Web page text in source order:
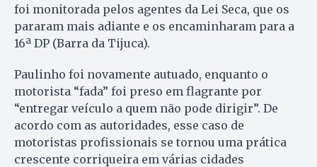
foi monitorada pelos agentes da Lei Seca, que os
pararam mais adiante e os encaminharam para a
16ª DP (Barra da Tijuca).
Paulinho foi novamente autuado, enquanto o
motorista “fada” foi preso em flagrante por
“entregar veículo a quem não pode dirigir”. De
acordo com as autoridades, esse caso de
motoristas profissionais se tornou uma prática
crescente corriqueira em várias cidades